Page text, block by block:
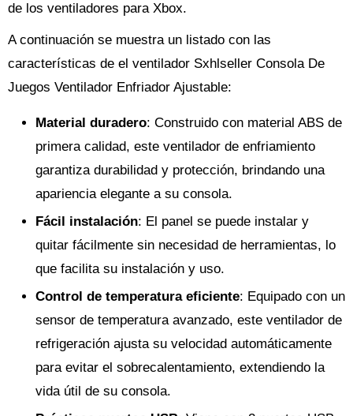
de los ventiladores para Xbox.
A continuación se muestra un listado con las
características de el ventilador Sxhlseller Consola De
Juegos Ventilador Enfriador Ajustable:
Material duradero: Construido con material ABS de
primera calidad, este ventilador de enfriamiento
garantiza durabilidad y protección, brindando una
apariencia elegante a su consola.
Fácil instalación: El panel se puede instalar y
quitar fácilmente sin necesidad de herramientas, lo
que facilita su instalación y uso.
Control de temperatura eficiente: Equipado con un
sensor de temperatura avanzado, este ventilador de
refrigeración ajusta su velocidad automáticamente
para evitar el sobrecalentamiento, extendiendo la
vida útil de su consola.